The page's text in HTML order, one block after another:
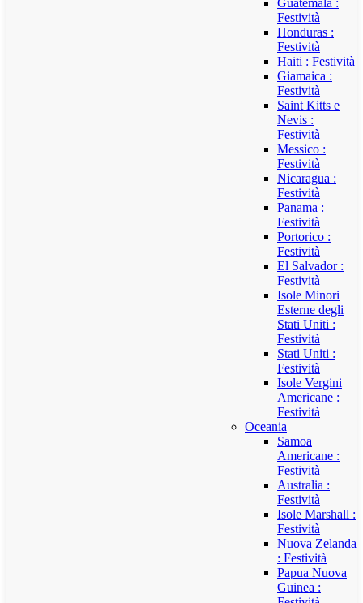
Guatemala :
Festività
Honduras :
Festività
Haiti : Festività
Giamaica :
Festività
Saint Kitts e
Nevis :
Festività
Messico :
Festività
Nicaragua :
Festività
Panama :
Festività
Portorico :
Festività
El Salvador :
Festività
Isole Minori
Esterne degli
Stati Uniti :
Festività
Stati Uniti :
Festività
Isole Vergini
Americane :
Festività
Oceania
Samoa
Americane :
Festività
Australia :
Festività
Isole Marshall :
Festività
Nuova Zelanda
: Festività
Papua Nuova
Guinea :